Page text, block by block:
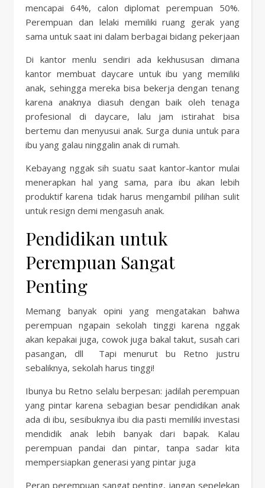
mencapai 64%, calon diplomat perempuan 50%.
Perempuan dan lelaki memiliki ruang gerak yang
sama untuk saat ini dalam berbagai bidang pekerjaan
Di kantor menlu sendiri ada kekhususan dimana
kantor membuat daycare untuk ibu yang memiliki
anak, sehingga mereka bisa bekerja dengan tenang
karena anaknya diasuh dengan baik oleh tenaga
profesional di daycare, lalu jam istirahat bisa
bertemu dan menyusui anak. Surga dunia untuk para
ibu yang galau ninggalin anak di rumah.
Kebayang nggak sih suatu saat kantor-kantor mulai
menerapkan hal yang sama, para ibu akan lebih
produktif karena tidak harus mengambil pilihan sulit
untuk resign demi mengasuh anak.
Pendidikan untuk
Perempuan Sangat
Penting
Memang banyak opini yang mengatakan bahwa
perempuan ngapain sekolah tinggi karena nggak
akan kepakai juga, cowok juga bakal takut, susah cari
pasangan, dll Tapi menurut bu Retno justru
sebaliknya, sekolah harus tinggi!
Ibunya bu Retno selalu berpesan: jadilah perempuan
yang pintar karena sebagian besar pendidikan anak
ada di ibu, sesibuknya ibu dia pasti memiliki investasi
mendidik anak lebih banyak dari bapak. Kalau
perempuan pandai dan pintar, tanpa sadar kita
mempersiapkan generasi yang pintar juga
Peran perempuan sangat penting, jangan sepelekan